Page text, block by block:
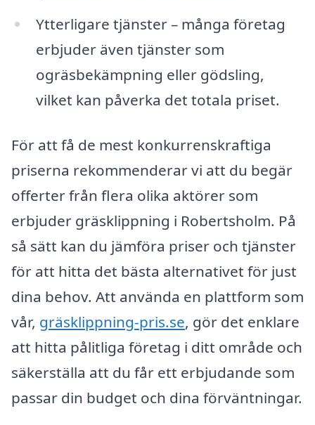
Ytterligare tjänster – många företag
erbjuder även tjänster som
ogräsbekämpning eller gödsling,
vilket kan påverka det totala priset.
För att få de mest konkurrenskraftiga
priserna rekommenderar vi att du begär
offerter från flera olika aktörer som
erbjuder gräsklippning i Robertsholm. På
så sätt kan du jämföra priser och tjänster
för att hitta det bästa alternativet för just
dina behov. Att använda en plattform som
vår, gräsklippning-pris.se, gör det enklare
att hitta pålitliga företag i ditt område och
säkerställa att du får ett erbjudande som
passar din budget och dina förväntningar.